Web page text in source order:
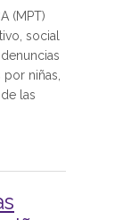
(MPT)
social
por niñas,
las